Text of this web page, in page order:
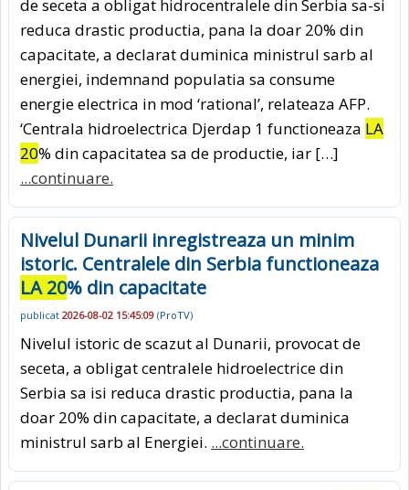
de seceta a obligat hidrocentralele din Serbia sa-si
reduca drastic productia, pana la doar 20% din
capacitate, a declarat duminica ministrul sarb al
energiei, indemnand populatia sa consume
energie electrica in mod ‘rational’, relateaza AFP.
‘Centrala hidroelectrica Djerdap 1 functioneaza LA
20% din capacitatea sa de productie, iar […]
...continuare.
Nivelul Dunarii inregistreaza un minim
istoric. Centralele din Serbia functioneaza
LA 20% din capacitate
publicat 2026-08-02 15:45:09 (ProTV)
Nivelul istoric de scazut al Dunarii, provocat de
seceta, a obligat centralele hidroelectrice din
Serbia sa isi reduca drastic productia, pana la
doar 20% din capacitate, a declarat duminica
ministrul sarb al Energiei. ...continuare.